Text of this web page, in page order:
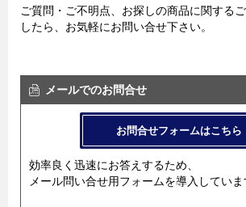
ご質問・ご不明点、お探しの商品に関する
したら、お気軽にお問い合せ下さい。
メールでのお問合せ
お問合せフォームはこちら
効率良く迅速にお答えするため、
メール問い合せ用フォームを導入していま